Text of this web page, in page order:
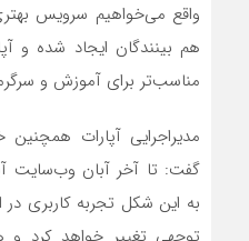
واقع می‌خواهیم سرویس
هم بینندگان ایجاد شده و
مناسب‌تر برای آموزش‌ و
مدیراجرایی آپارات همچنین
گفت: تا آخر آبان ‌وب‌سایت
به این شکل تجربه کاربری در